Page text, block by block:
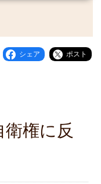
シェア ポスト
権に反